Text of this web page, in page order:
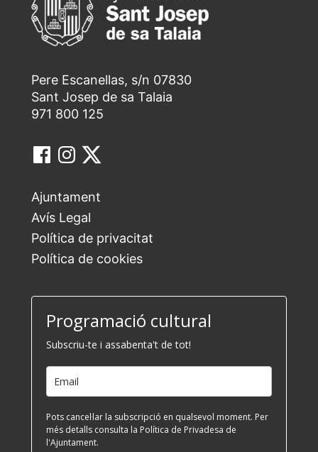
Pere Escanellas, s/n 07830
Sant Josep de sa Talaia
971 800 125
Ajuntament
Avís Legal
Política de privacitat
Política de cookies
Programació cultural
Subscriu-te i assabenta't de tot!
Pots cancel·lar la subscripció en qualsevol moment. Per
més detalls consulta la Política de Privadesa de
l'Ajuntament.